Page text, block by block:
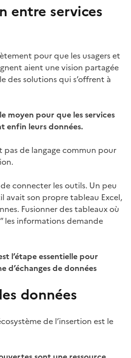
entre services
pour que les usagers et
aient une vision partagée
des solutions qui s’offrent à
moyen pour que les services
enfin leurs données.
pas de langage commun pour
connecter les outils. Un peu
avait son propre tableau Excel,
Fusionner des tableaux où
les informations demande
l’étape essentielle pour
d’échanges de données
données
de l’insertion est le